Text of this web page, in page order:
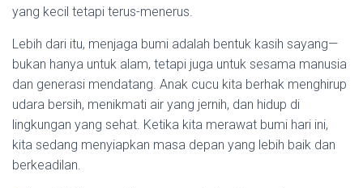
yang kecil tetapi terus-menerus.
Lebih dari itu, menjaga bumi adalah bentuk kasih sayang—
bukan hanya untuk alam, tetapi juga untuk sesama manusia
dan generasi mendatang. Anak cucu kita berhak menghirup
udara bersih, menikmati air yang jernih, dan hidup di
lingkungan yang sehat. Ketika kita merawat bumi hari ini,
kita sedang menyiapkan masa depan yang lebih baik dan
berkeadilan.